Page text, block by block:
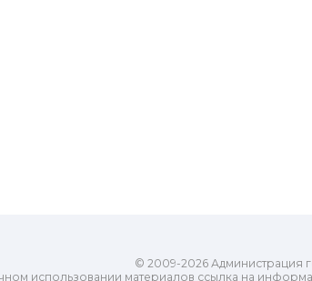
© 2009-2026 Администрация
использовании материалов ссылка на